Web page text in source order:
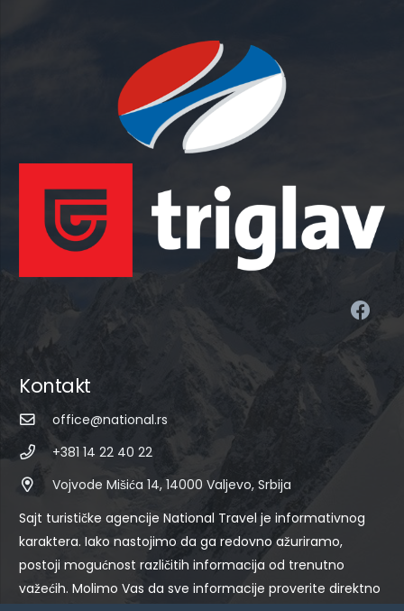
Kontakt
office@national.rs
+381 14 22 40 22
Vojvode Mišića 14, 14000 Valjevo, Srbija
Sajt turističke agencije National Travel je informativnog
karaktera. Iako nastojimo da ga redovno ažuriramo,
postoji mogućnost različitih informacija od trenutno
važećih. Molimo Vas da sve informacije proverite direktno